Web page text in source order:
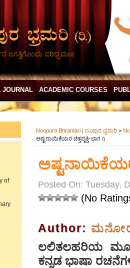
ಜಗತ್ತಿಗೊಂದು ಪರಿಭ್ರಮಣ
JOURNAL ACADEMIC COURSES
of
Noopura Bhramari | ನೂಪುರ ಭ್ರಮರಿ >
ಅಷ್ಟನಾಯಿಕೆಯರ ಚಿತ್ತವೃತ್ತಿ-ಭಾಗ ೧
ಅಷ್ಟನಾಯಿಕೆಯರ
Posted On: Tuesday,
(No
Author:
ಲಲಿತಲಹರಿಯ
ಕನ್ನಡ ಭಾಷಾ